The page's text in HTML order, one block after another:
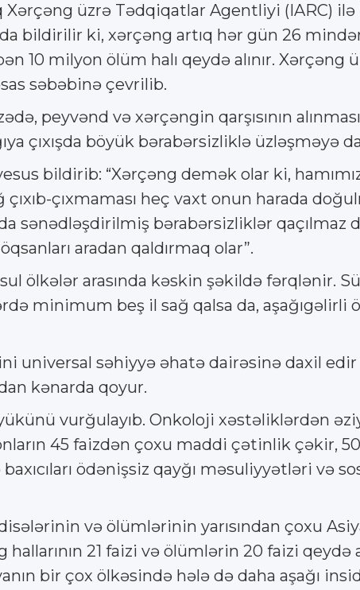
üzrə Tədqiqatlar Agentliyi (IARC) ilə
bildirilir ki, xərçəng artıq hər gün 26
10 milyon ölüm halı qeydə alınır. Xərçəng
səbəbinə çevrilib.
peyvənd və xərçəngin qarşısının
çıxışda böyük bərabərsizliklə üzləşməyə
bildirib: “Xərçəng demək olar ki,
çıxmaması heç vaxt onun harada
sənədləşdirilmiş bərabərsizliklər
aradan qaldırmaq olar”.
ölkələr arasında kəskin şəkildə fərqlənir.
minimum beş il sağ qalsa da, aşağıgəlirli
universal səhiyyə əhatə dairəsinə daxil
kənarda qoyur.
vurğulayıb. Onkoloji xəstəliklərdən
45 faizdən çoxu maddi çətinlik çəkir,
ödənişsiz qayğı məsuliyyətləri və
və ölümlərinin yarısından çoxu
21 faizi və ölümlərin 20 faizi qeydə
bir çox ölkəsində hələ də daha aşağı